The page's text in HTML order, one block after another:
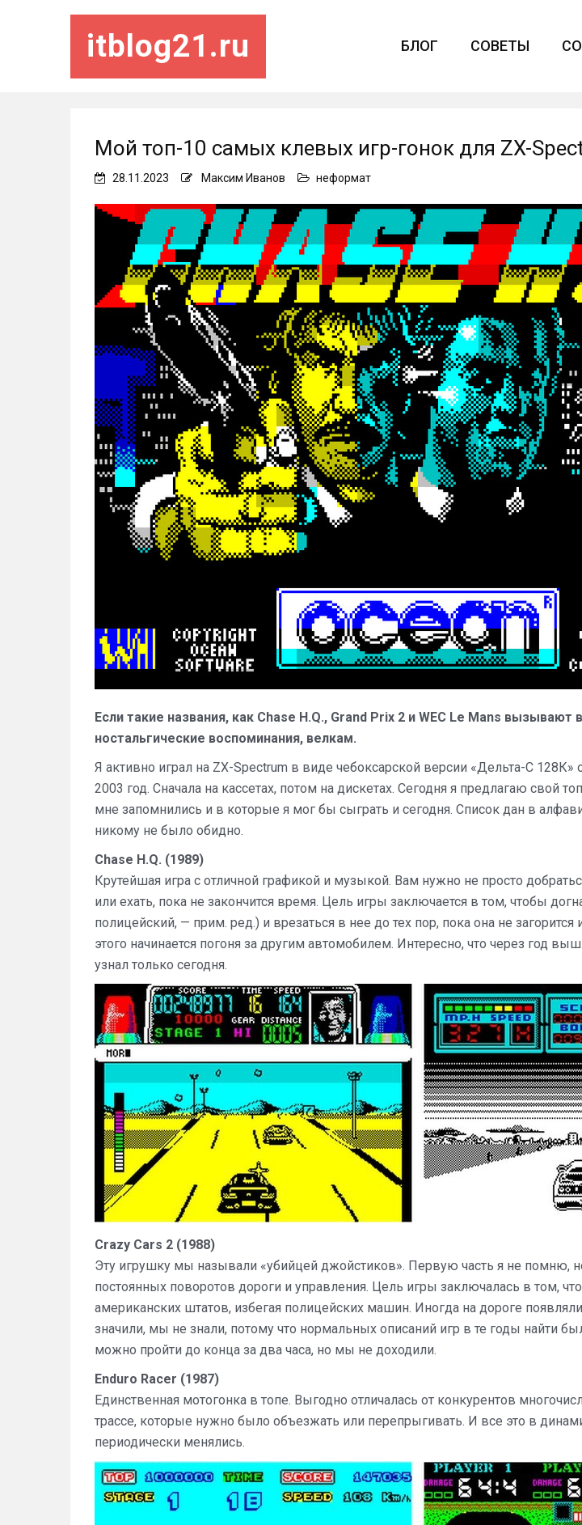
itblog21.ru БЛОГ СОВЕТЫ
Мой топ-10 самых клевых игр-гонок для ZX-
28.11.2023 Максим Иванов неформат
Если такие названия, как Chase H.Q., Grand Prix 2 и WEC Le Mans вызывают
ностальгические воспоминания, велкам.
Я активно играл на ZX-Spectrum в виде чебоксарской версии «Дельта-С 128К»
2003 год. Сначала на кассетах, потом на дискетах. Сегодня я предлагаю свой
мне запомнились и в которые я мог бы сыграть и сегодня. Список дан в
никому не было обидно.
Chase H.Q. (1989)
Крутейшая игра с отличной графикой и музыкой. Вам нужно не просто
или ехать, пока не закончится время. Цель игры заключается в том, чтобы
полицейский, — прим. ред.) и врезаться в нее до тех пор, пока она не загорится
этого начинается погоня за другим автомобилем. Интересно, что через год
узнал только сегодня.
Crazy Cars 2 (1988)
Эту игрушку мы называли «убийцей джойстиков». Первую часть я не помню,
постоянных поворотов дороги и управления. Цель игры заключалась в том,
американских штатов, избегая полицейских машин. Иногда на дороге
значили, мы не знали, потому что нормальных описаний игр в те годы найти
можно пройти до конца за два часа, но мы не доходили.
Enduro Racer (1987)
Единственная мотогонка в топе. Выгодно отличалась от конкурентов
трассе, которые нужно было объезжать или перепрыгивать. И все это в
периодически менялись.